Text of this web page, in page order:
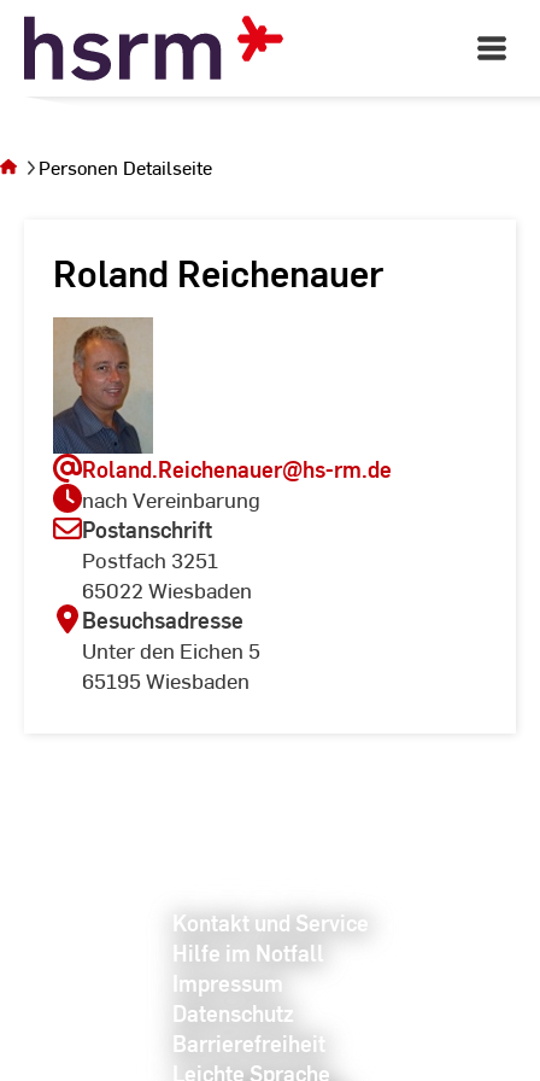
Skip
Content
Open
Main
sich auf
der SeitePersonen Detailseite
Roland Reichenauer
Roland.Reichenauer@hs-rm.de
nach Vereinbarung
Postanschrift
Postfach 3251
65022 Wiesbaden
Besuchsadresse
Unter den Eichen 5
65195 Wiesbaden
Kontakt und Service
Hilfe im Notfall
Impressum
Datenschutz
Barrierefreiheit
Leichte Sprache